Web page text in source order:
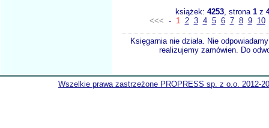
książek: 4253, strona 1z
<<< - 1 2 3 4 5 6 7 8 9 10
Księgarnia nie działa. Nie
realizujemy zamówien. Do
Wszelkie prawa zastrzeżone PROPRESS sp. z o.o. 2012-